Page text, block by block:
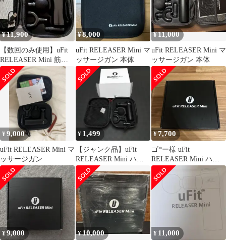
¥11,900
​【数回のみ使用】uFit
RELEASER Mini 筋膜
リリースガン
¥8,000
uFit RELEASER Mini マ
ッサージガン 本体
¥11,000
uFit RELEASER Mini マ
ッサージガン 本体
¥9,000
uFit RELEASER Mini マ
ッサージガン
¥ 1,499
【ジャンク品】uFit
RELEASER Mini ハン
ディマッサージャー 本
体
¥7,700
ゴ*ー様 uFit
RELEASER Mini ハン
ディマッサージャー 本
体
¥9,000 ¥10,000 ¥ 11,000